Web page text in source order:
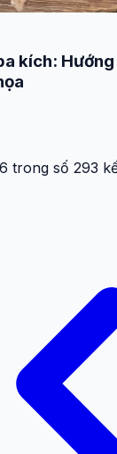
kích:
trong số 293